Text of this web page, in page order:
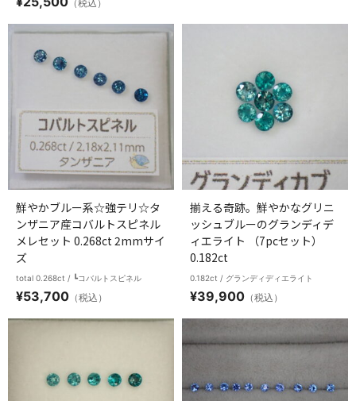
（税込）
鮮やかブルー系☆強テリ☆タ
ンザニア産コバルトスピネル
メレセット 0.268ct 2mmサイ
ズ
total 0.268ct / ┗コバルトスピネル
¥53,700 （税込）
揃える奇跡。鮮やかなグリニ
ッシュブルーのグランディデ
ィエライト （7pcセット）
0.182ct
0.182ct / グランディディエライト
¥39,900 （税込）